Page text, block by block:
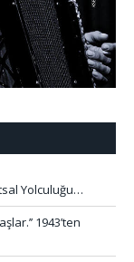
Yolculuğu…
1943’ten